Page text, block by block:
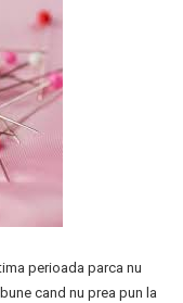
perioada parca nu
cand nu prea pun la